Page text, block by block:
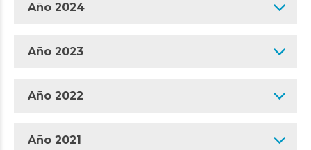
Año 2024
Año 2023
Año 2022
Año 2021